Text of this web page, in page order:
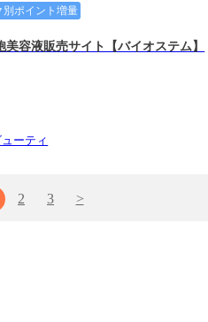
別ポイント増量
美容液販売サイト【バイオステム】
ーティ
2 3 >